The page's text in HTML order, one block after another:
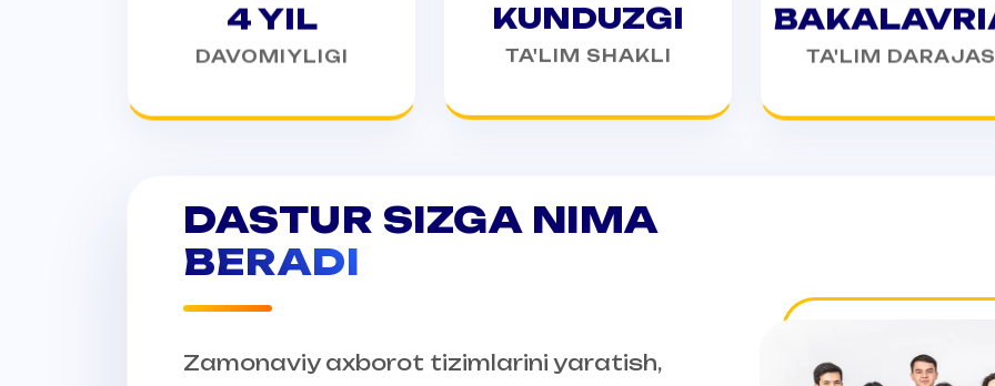
4 YIL
DAVOMIYLIGI
KUNDUZGI
TA'LIM SHAKLI TA'LIM
DASTUR SIZGA NIMA
BERADI
Zamonaviy axborot tizimlarini yaratish,